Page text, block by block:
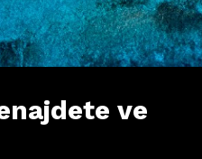
ve